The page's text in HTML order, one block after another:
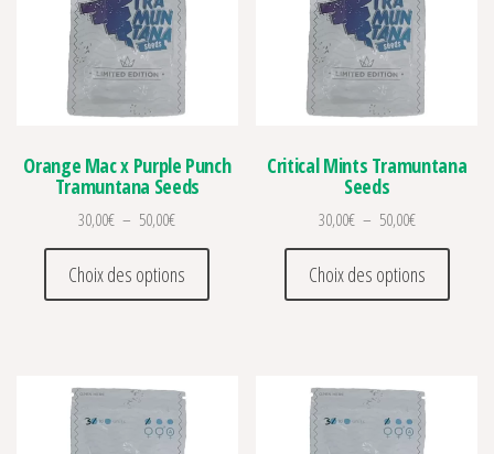
Orange Mac x Purple Punch
Tramuntana Seeds
30,00€ – 50,00€Plage de prix : 30,00€ à 50,00€
Choix des options
Ce produit a plusieurs variations. Les
Critical Mints Tramuntana
Seeds
30,00€ – 50,00€Plage de prix
Choix des options
Ce